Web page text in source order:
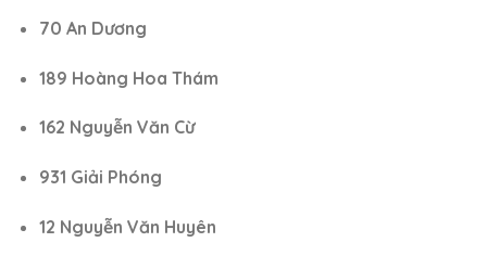
70 An Dương
189 Hoàng Hoa Thám
162 Nguyễn Văn Cừ
931 Giải Phóng
12 Nguyễn Văn Huyên